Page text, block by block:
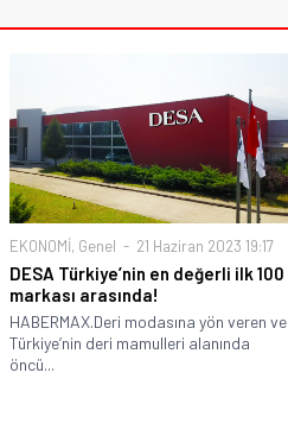
EKONOMİ, Genel 21 Haziran 2023 19:17
DESA Türkiye’nin en değerli ilk 100
markası arasında!
HABERMAX.Deri modasına yön veren ve
Türkiye’nin deri mamulleri alanında
öncü...